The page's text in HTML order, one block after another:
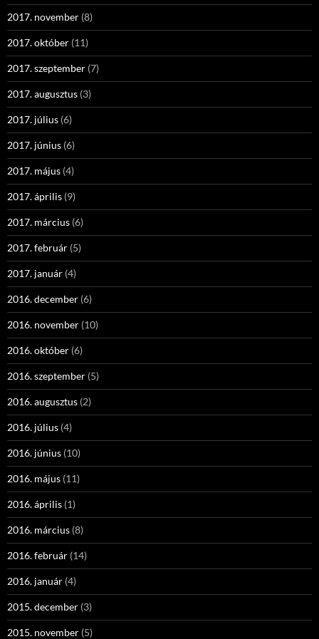
2017. november (8)
2017. október (11)
2017. szeptember (7)
2017. augusztus (3)
2017. július (6)
2017. június (6)
2017. május (4)
2017. április (9)
2017. március (6)
2017. február (5)
2017. január (4)
2016. december (6)
2016. november (10)
2016. október (6)
2016. szeptember (5)
2016. augusztus (2)
2016. július (4)
2016. június (10)
2016. május (11)
2016. április (1)
2016. március (8)
2016. február (14)
2016. január (4)
2015. december (3)
2015. november (5)